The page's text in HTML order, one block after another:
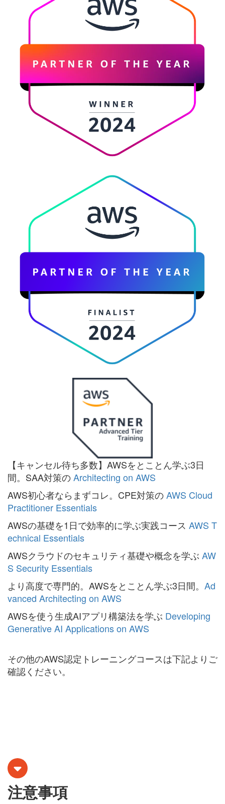
【キャンセル待ち多数】AWSをとことん学ぶ3日
間。SAA対策のArchitecting on AWS
AWS初心者ならまずコレ。CPE対策のAWS Cloud
Practitioner Essentials
AWSの基礎を1日で効率的に学ぶ実践コース AWS T
echnical Essentials
AWSクラウドのセキュリティ基礎や概念を学ぶ AW
S Security Essentials
より高度で専門的。AWSをとことん学ぶ3日間。 Ad
vanced Architecting on AWS
AWSを使う生成AIアプリ構築法を学ぶ Developing
Generative AI Applications on AWS
その他のAWS認定トレーニングコースは下記よりご
確認ください。
注意事項